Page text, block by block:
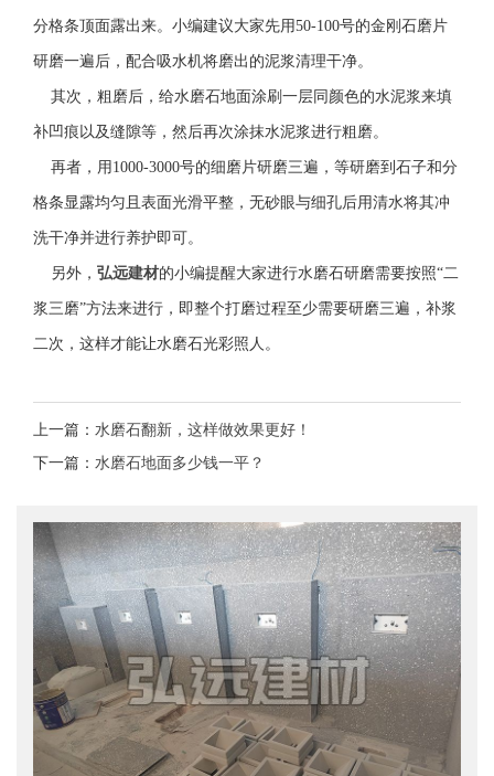
分格条顶面露出来。小编建议大家先用50-100号的金刚石磨片
研磨一遍后，配合吸水机将磨出的泥浆清理干净。
其次，粗磨后，给水磨石地面涂刷一层同颜色的水泥浆来填
补凹痕以及缝隙等，然后再次涂抹水泥浆进行粗磨。
再者，用1000-3000号的细磨片研磨三遍，等研磨到石子和分
格条显露均匀且表面光滑平整，无砂眼与细孔后用清水将其冲
洗干净并进行养护即可。
另外， 弘远建材的小编提醒大家进行水磨石研磨需要按照“二
浆三磨”方法来进行，即整个打磨过程至少需要研磨三遍，补浆
二次，这样才能让水磨石光彩照人。
上一篇： 水磨石翻新，这样做效果更好！
下一篇： 水磨石地面多少钱一平？